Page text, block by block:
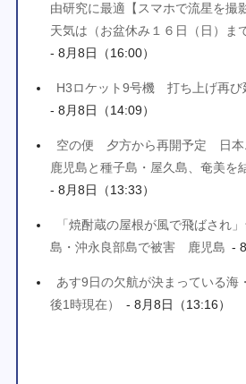
由研究に最適【スマホで流星を撮
天気は（お盆休み１６日（日）ま
- 8月8日（16:00）
H3ロケット9号機 打ち上げ再び
- 8月8日（14:09）
空の便 夕方から再開予定 日
鹿児島と種子島・屋久島、奄美を
- 8月8日（13:33）
「焼酎蔵の屋根が風で飛ばされ
島・沖永良部島で被害 鹿児島 -
あす9日の欠航が決まっている
後1時現在）
- 8月8日（13:16）